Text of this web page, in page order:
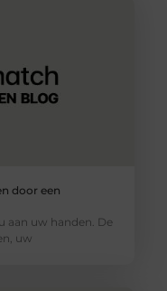
door een
aan uw handen. De
uw